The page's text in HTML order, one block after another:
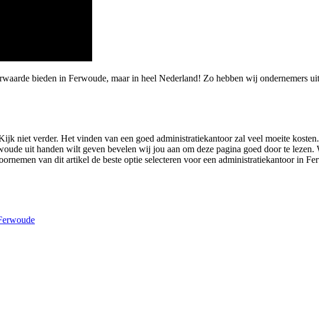
bieden in Ferwoude, maar in heel Nederland! Zo hebben wij ondernemers
niet verder. Het vinden van een goed administratiekantoor zal veel moeite
uit handen wilt geven bevelen wij jou aan om deze pagina goed door te
van dit artikel de beste optie selecteren voor een administratiekantoor in